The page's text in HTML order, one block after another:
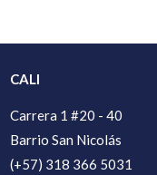
CALI
Carrera 1 #20 - 40
Barrio San Nicolás
(+57) 318 366 5031